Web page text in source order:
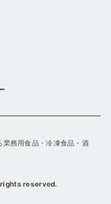
業務用食品・冷凍食品・酒
reserved.